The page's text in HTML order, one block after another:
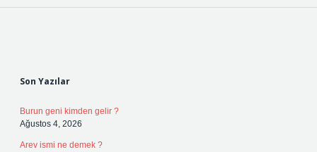
Son Yazılar
Burun geni kimden gelir ?
Ağustos 4, 2026
Arev ismi ne demek ?